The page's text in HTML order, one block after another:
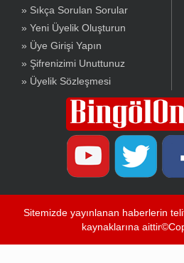
» Sıkça Sorulan Sorular
» Yeni Üyelik Oluşturun
» Üye Girişi Yapın
» Şifrenizimi Unuttunuz
» Üyelik Sözleşmesi
Sitemizde yayınlanan haberlerin
kaynaklarına